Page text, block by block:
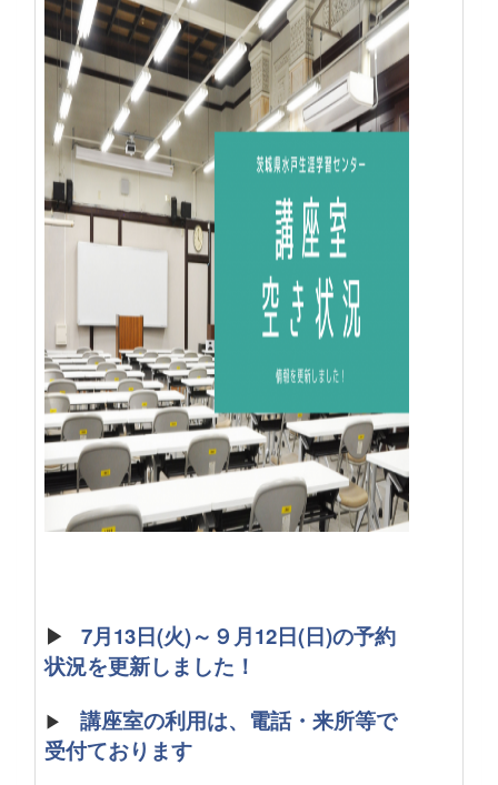
▶
7月13日(火)～９月12日(日)の予約
状況を更新しました！
▶ 講座室の利用は、電話・来所等で
受付ております